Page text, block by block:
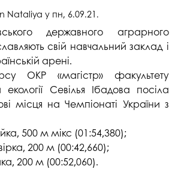
Nataliya у пн, 6.09.21 .
державного аграрного
свій навчальний заклад і
арені.
ОКР «магістр» факультету
екології Севілья Ібадова посіла
місця на Чемпіонаті України з
500 м мікс (01:54,380);
200 м (00:42,660);
200 м (00:52,060).